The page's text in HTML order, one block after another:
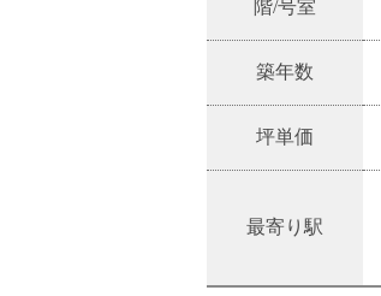
階/号室
築年数
坪単価
最寄り駅